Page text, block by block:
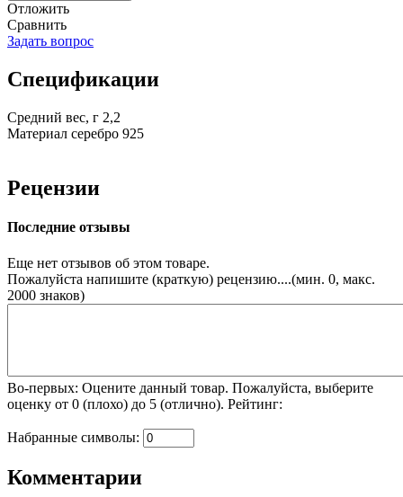
Отложить
Сравнить
Задать вопрос
Спецификации
Средний вес, г 2,2
Материал серебро 925
Рецензии
Последние отзывы
Еще нет отзывов об этом товаре.
Пожалуйста напишите (краткую) рецензию....(мин. 0, макс.
2000 знаков)
Во-первых: Оцените данный товар. Пожалуйста, выберите
оценку от 0 (плохо) до 5 (отлично). Рейтинг:
Набранные символы:
Комментарии